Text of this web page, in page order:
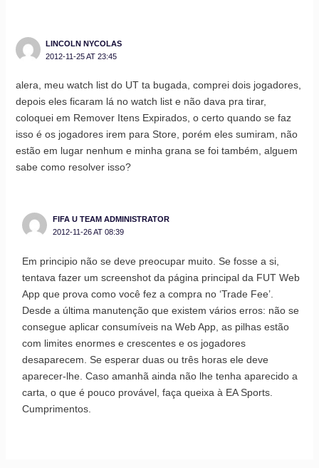
LINCOLN NYCOLAS
2012-11-25 AT 23:45
alera, meu watch list do UT ta bugada, comprei dois jogadores,
depois eles ficaram lá no watch list e não dava pra tirar,
coloquei em Remover Itens Expirados, o certo quando se faz
isso é os jogadores irem para Store, porém eles sumiram, não
estão em lugar nenhum e minha grana se foi também, alguem
sabe como resolver isso?
FIFA U TEAM ADMINISTRATOR
2012-11-26 AT 08:39
Em principio não se deve preocupar muito. Se fosse a si,
tentava fazer um screenshot da página principal da FUT Web
App que prova como você fez a compra no ‘Trade Fee’.
Desde a última manutenção que existem vários erros: não se
consegue aplicar consumíveis na Web App, as pilhas estão
com limites enormes e crescentes e os jogadores
desaparecem. Se esperar duas ou três horas ele deve
aparecer-lhe. Caso amanhã ainda não lhe tenha aparecido a
carta, o que é pouco provável, faça queixa à EA Sports.
Cumprimentos.